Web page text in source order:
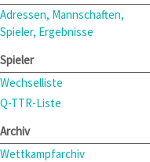
Adressen, Mannschaften,
Spieler, Ergebnisse
Spieler
Wechselliste
Q-TTR-Liste
Archiv
Wettkampfarchiv